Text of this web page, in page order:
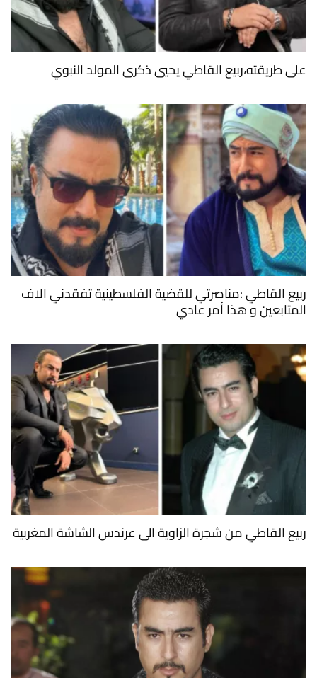
على طريقته،ربيع القاطي يحيي ذكرى المولد النبوي
ربيع القاطي :مناصرتي للقضية الفلسطينية تفقدني الاف
المتابعين و هذا أمر عادي
ربيع القاطي من شجرة الزاوية الى عرندس الشاشة المغربية